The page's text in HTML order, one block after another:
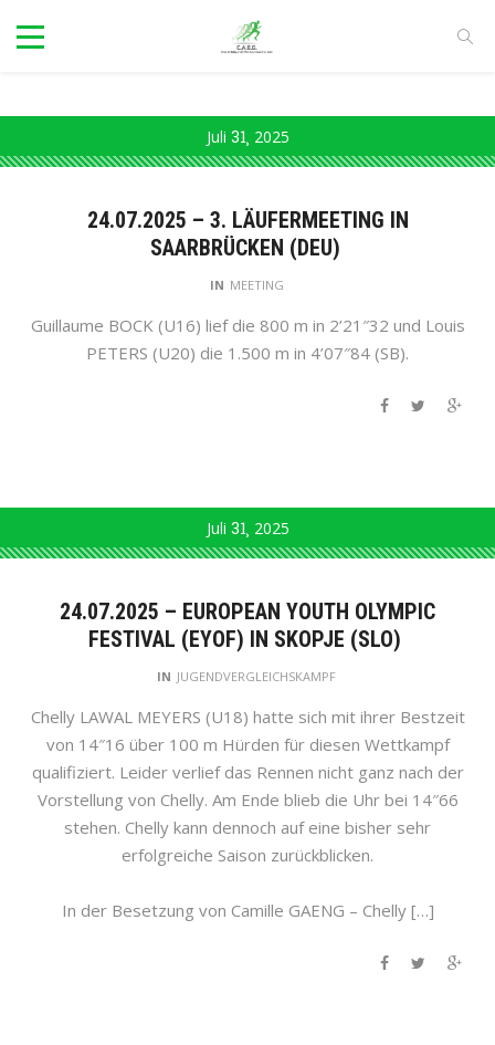
Juli 31 2025
24.07.2025 – 3. LÄUFERMEETING IN
SAARBRÜCKEN (DEU)
IN MEETING
Guillaume BOCK (U16) lief die 800 m in 2’21″32 und Louis
PETERS (U20) die 1.500 m in 4’07″84 (SB).
Juli 31 2025
24.07.2025 – EUROPEAN YOUTH OLYMPIC
FESTIVAL (EYOF) IN SKOPJE (SLO)
IN JUGENDVERGLEICHSKAMPF
Chelly LAWAL MEYERS (U18) hatte sich mit ihrer Bestzeit
von 14″16 über 100 m Hürden für diesen Wettkampf
qualifiziert. Leider verlief das Rennen nicht ganz nach der
Vorstellung von Chelly. Am Ende blieb die Uhr bei 14″66
stehen. Chelly kann dennoch auf eine bisher sehr
erfolgreiche Saison zurückblicken.
In der Besetzung von Camille GAENG – Chelly […]